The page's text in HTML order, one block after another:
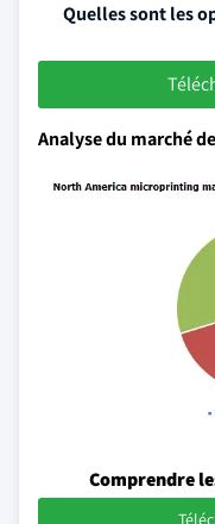
Quelles sont les
Analyse du marché
Comprendre